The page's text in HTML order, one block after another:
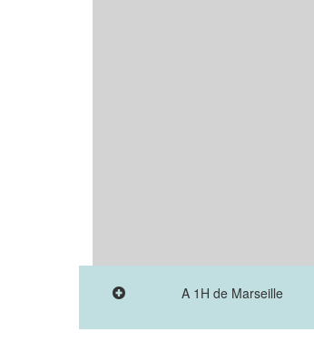
A 1H de Marseille